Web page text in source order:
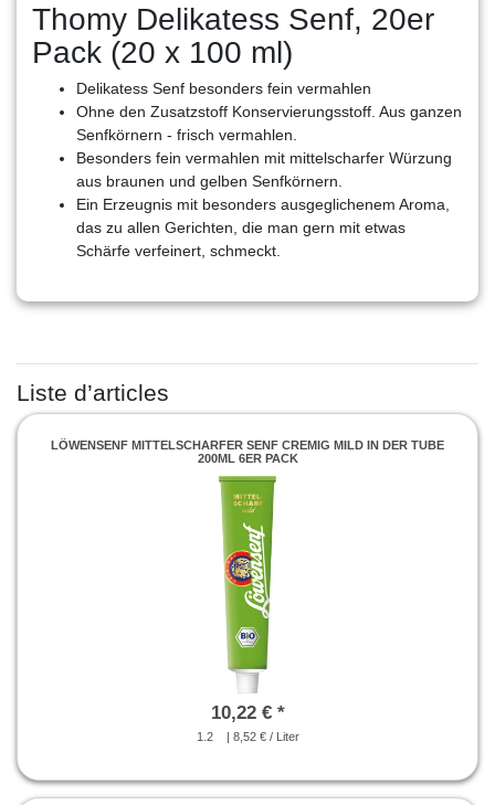
Thomy Delikatess Senf, 20er
Pack (20 x 100 ml)
Delikatess Senf besonders fein vermahlen
Ohne den Zusatzstoff Konservierungsstoff. Aus ganzen
Senfkörnern - frisch vermahlen.
Besonders fein vermahlen mit mittelscharfer Würzung
aus braunen und gelben Senfkörnern.
Ein Erzeugnis mit besonders ausgeglichenem Aroma,
das zu allen Gerichten, die man gern mit etwas
Schärfe verfeinert, schmeckt.
Liste d’articles
LÖWENSENF MITTELSCHARFER SENF CREMIG MILD IN DER TUBE
200ML 6ER PACK
10,22 € *
1.2 | 8,52 € / Liter